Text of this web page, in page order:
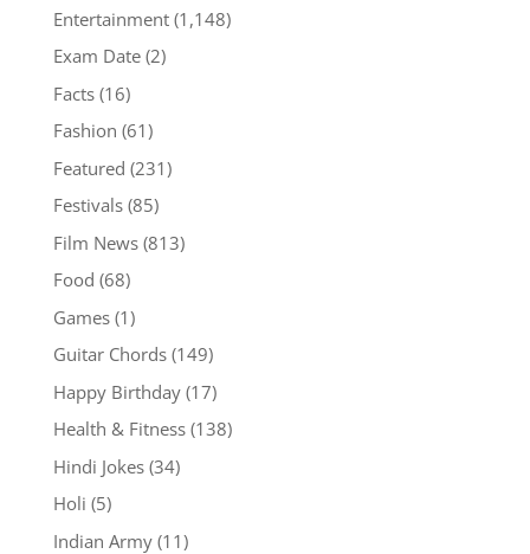
Entertainment(1,148)
Exam Date(2)
Facts(16)
Fashion (61)
Featured (231)
Festivals(85)
Film News(813)
Food (68)
Games(1)
Guitar Chords(149)
Happy Birthday(17)
Health & Fitness(138)
Hindi Jokes(34)
Holi (5)
Indian Army(11)